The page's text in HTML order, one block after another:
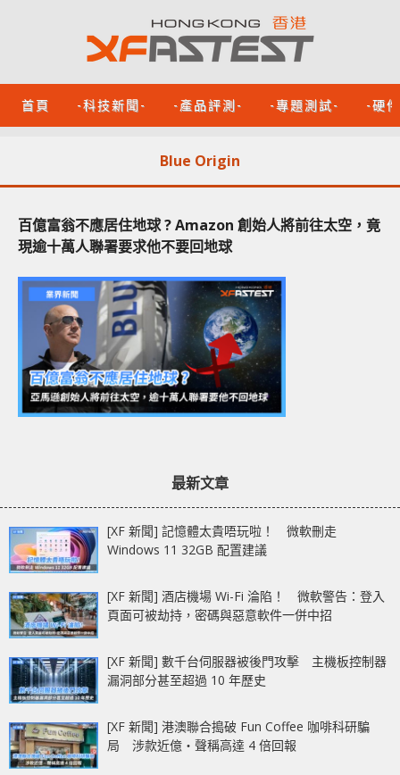
首頁 -科技新聞- -產品評測- -專題測試- -硬
Blue Origin
百億富翁不應居住地球 ? Amazon 創始人將前往太空，竟
現逾十萬人聯署要求他不要回地球
最新文章
[XF 新聞] 記憶體太貴唔玩啦！ 微軟刪走
Windows 11 32GB 配置建議
[XF 新聞] 酒店機場 Wi-Fi 淪陷！ 微軟警告：登入
頁面可被劫持，密碼與惡意軟件一併中招
[XF 新聞] 數千台伺服器被後門攻擊 主機板控制器
漏洞部分甚至超過 10 年歷史
[XF 新聞] 港澳聯合搗破 Fun Coffee 咖啡科研騙
局 涉款近億‧聲稱高達 4 倍回報